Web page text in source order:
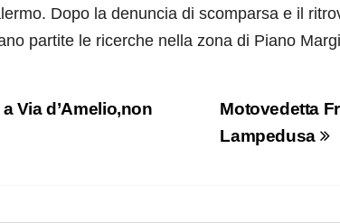
Dopo la denuncia di scomparsa e il
partite le ricerche nella zona di Piano
Motovedetta
Lampedusa
Via d’Amelio,non